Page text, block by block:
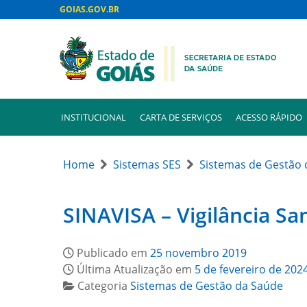
GOIAS.GOV.BR
INSTITUCIONAL CARTA DE SERVIÇOS ACESSO RÁPIDO
Home Sistemas SES Sistemas de Gestão
SINAVISA – Vigilância
Publicado em 25 novembro 2019
Última Atualização em 5 de fevereiro de
Categoria Sistemas de Gestão da Saúde